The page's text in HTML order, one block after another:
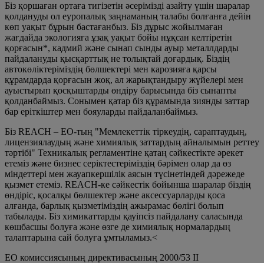
Біз қоршаған ортаға тигізетін әсерімізді азайту үшін шаралар
қолдануды ол еуропалық заңнаманың талабы болғанға дейін
көп уақыт бұрын бастағанбыз. Біз дұрыс жойылмаған
жағдайда экологияға ұзақ уақыт бойы нұқсан келтіретін
қорғасын*, кадмий және сынап сынды ауыр металлдарды
пайдалануды қысқарттық не толықтай доғардық. Біздің
автокөліктеріміздің бөлшектері мен карозияға қарсы
құрамдарда қорғасын жоқ, ал жарықтандыру жүйелері мен
ауыстырып қосқыштарды өндіру барысында біз сынапты
қолданбаймыз. Сонымен қатар біз құрамында зиянды заттар
бар еріткіштер мен бояуларды пайдаланбаймыз.
Біз REACH – ЕО-тың "Мемлекеттік тіркеудің, сараптаудың,
лицензиялаудың және химиялық заттардың айналымын реттеу
тәртібі" Техникалық регламентіне қатаң сәйкестікте әрекет
етеміз және бизнес серіктестеріміздің бәрімен олар да өз
міндеттері мен жауапкершілік аясын түсінетіндей дәрежеде
қызмет етеміз. REACH-ке сәйкестік бойынша шаралар біздің
өндіріс, қосалқы бөлшектер және аксессуарларды қоса
алғанда, барлық қызметіміздің ажырамас бөлігі болып
табылады. Біз химикаттарды қауіпсіз пайдалану саласында
көшбасшы болуға және өзге де химиялық нормалардың
талаптарына сай болуға ұмтыламыз.<
ЕО комиссиясының директивасының 2000/53 II